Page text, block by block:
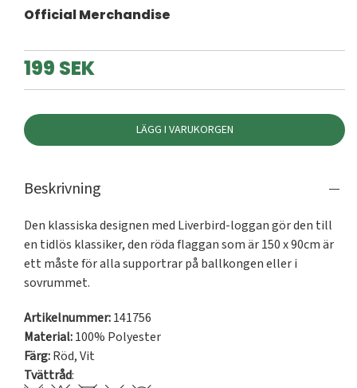
Official Merchandise
199 SEK
LÄGG I VARUKORGEN
Beskrivning
Den klassiska designen med Liverbird-loggan gör den till
en tidlös klassiker, den röda flaggan som är 150 x 90cm är
ett måste för alla supportrar på ballkongen eller i
Artikelnummer:141756
Material:100% Polyester
Färg:Röd,Vit
Tvättråd: